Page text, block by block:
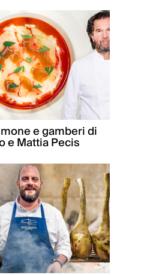
e gamberi di
e Mattia Pecis